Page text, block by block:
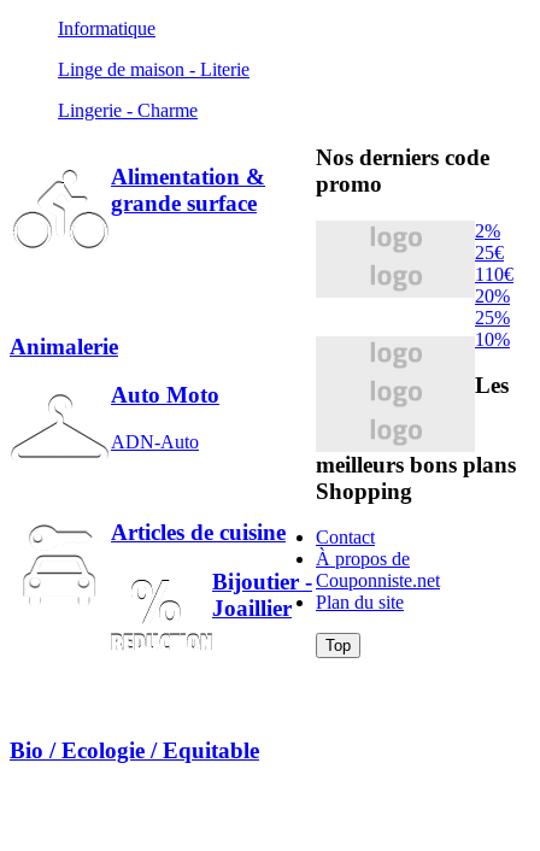
Informatique
Linge de maison - Literie
Lingerie - Charme
Alimentation &
grande surface
Animalerie
Auto Moto
ADN-Auto
Articles de cuisine
Bijoutier -
Joaillier
Bio / Ecologie / Equitable
Nos derniers code
promo
2%
25€
110€
20%
25%
10%
Les
meilleurs bons plans
Shopping
Contact
À propos de
Couponniste.net
Plan du site
Top